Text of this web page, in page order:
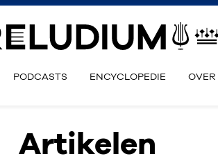
PODCASTS ENCYCLOPEDIE OVER
Artikelen